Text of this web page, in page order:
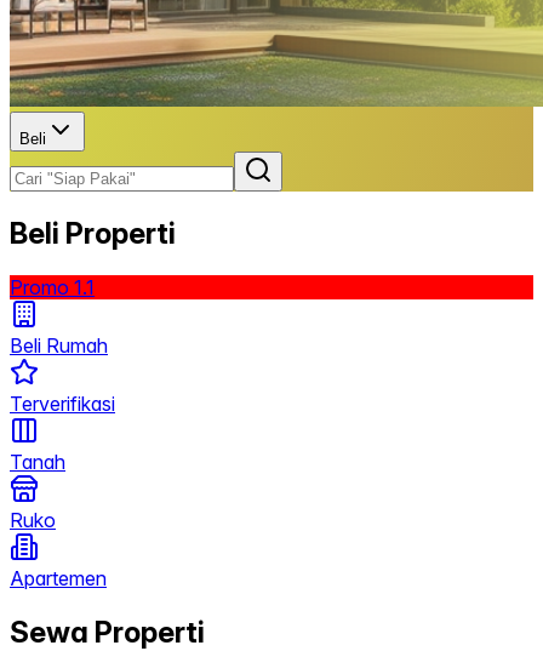
Beli
Beli Properti
Promo 1.1
Beli Rumah
Terverifikasi
Tanah
Ruko
Apartemen
Sewa Properti